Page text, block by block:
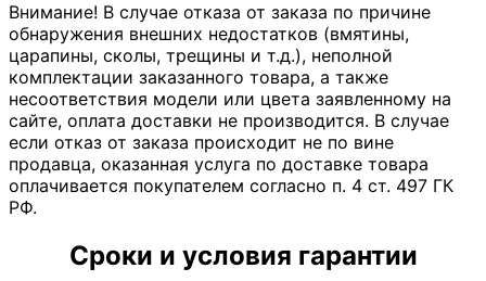
Внимание! В случае отказа от заказа по причине
обнаружения внешних недостатков (вмятины,
царапины, сколы, трещины и т.д.), неполной
комплектации заказанного товара, а также
несоответствия модели или цвета заявленному на
сайте, оплата доставки не производится. В случае
если отказ от заказа происходит не по вине
продавца, оказанная услуга по доставке товара
оплачивается покупателем согласно п. 4 ст. 497 ГК
РФ.
Сроки и условия гарантии